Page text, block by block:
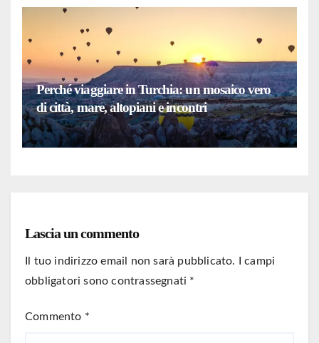
Perché viaggiare in Turchia: un mosaico vero
di città, mare, altopiani e incontri
Lascia un commento
Il tuo indirizzo email non sarà pubblicato.
I campi
obbligatori sono contrassegnati *
Commento *